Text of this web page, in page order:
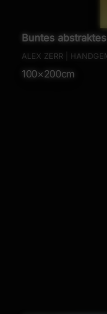
Buntes
und weißen
ALEX ZERR |
100×200cm